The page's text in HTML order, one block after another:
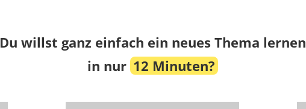
Du willst ganz einfach ein neues Thema lernen
in nur 12 Minuten?